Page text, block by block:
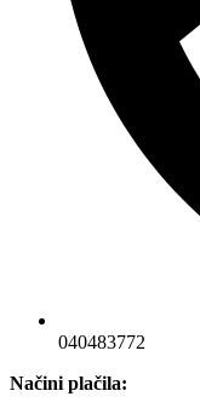
040483772
Načini plačila: